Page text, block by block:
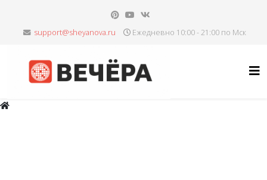
Ежедневно 10:00 - 21:00 по Мск